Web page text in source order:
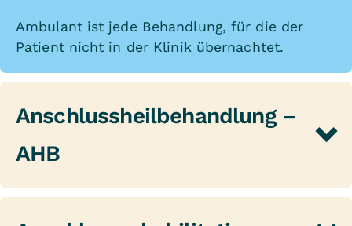
Ambulant ist jede Behandlung, für die der
Patient nicht in der Klinik übernachtet.
Anschlussheilbehandlung –
AHB
Eine Anschlussheilbehandlung (AHB, auch
Anschlussrehabilitation genannt) ist eine